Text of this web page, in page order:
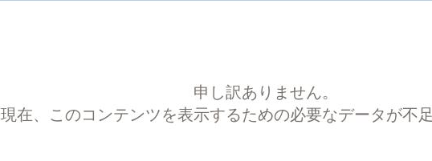
申し訳ありません。
現在、このコンテンツを表示するための必要なデータが不